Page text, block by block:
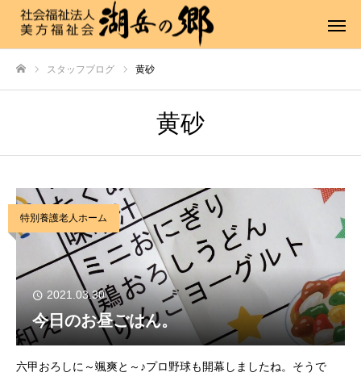
スタッフブログ 黄砂
黄砂
特別養護老人ホーム
2021.03.30
今日のお昼ごはん。
六甲おろしに～颯爽と～♪プロ野球も開幕しましたね。そうで